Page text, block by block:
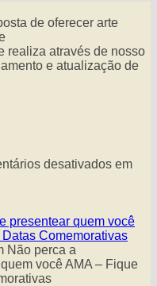
de oferecer arte
realiza através de nosso
e atualização de
desativados em
presentear quem você
Comemorativas
Não perca a
você AMA – Fique